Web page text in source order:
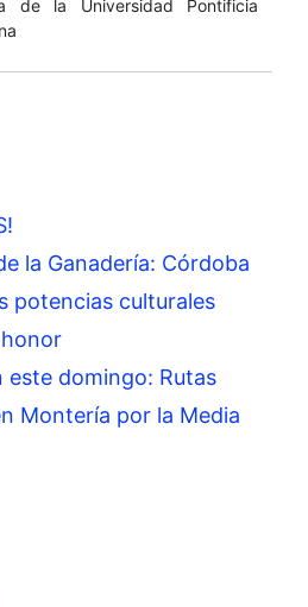
de la Universidad Pontificia
la Ganadería: Córdoba
potencias culturales
este domingo: Rutas
Montería por la Media